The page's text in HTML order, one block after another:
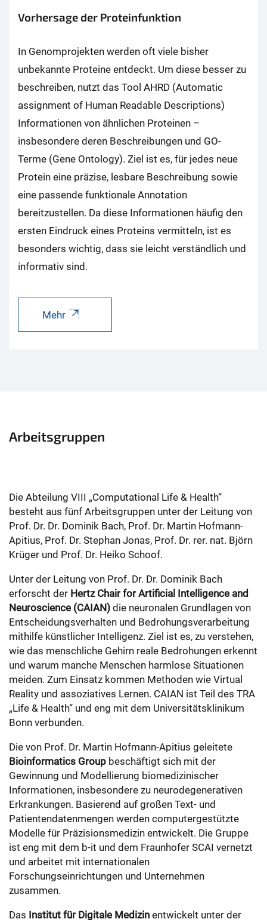
Vorhersage der Proteinfunktion
In Genomprojekten werden oft viele bisher
unbekannte Proteine entdeckt. Um diese besser zu
beschreiben, nutzt das Tool AHRD (Automatic
assignment of Human Readable Descriptions)
Informationen von ähnlichen Proteinen –
insbesondere deren Beschreibungen und GO-
Terme (Gene Ontology). Ziel ist es, für jedes neue
Protein eine präzise, lesbare Beschreibung sowie
eine passende funktionale Annotation
bereitzustellen. Da diese Informationen häufig den
ersten Eindruck eines Proteins vermitteln, ist es
besonders wichtig, dass sie leicht verständlich und
informativ sind.
Mehr
Arbeitsgruppen
Die Abteilung VIII „Computational Life & Health“
besteht aus fünf Arbeitsgruppen unter der Leitung von
Prof. Dr. Dr. Dominik Bach, Prof. Dr. Martin Hofmann-
Apitius, Prof. Dr. Stephan Jonas, Prof. Dr. rer. nat. Björn
Krüger und Prof. Dr. Heiko Schoof.
Unter der Leitung von Prof. Dr. Dr. Dominik Bach
erforscht der Hertz Chair for Artificial Intelligence and
Neuroscience (CAIAN) die neuronalen Grundlagen von
Entscheidungsverhalten und Bedrohungsverarbeitung
mithilfe künstlicher Intelligenz. Ziel ist es, zu verstehen,
wie das menschliche Gehirn reale Bedrohungen erkennt
und warum manche Menschen harmlose Situationen
meiden. Zum Einsatz kommen Methoden wie Virtual
Reality und assoziatives Lernen. CAIAN ist Teil des TRA
„Life & Health“ und eng mit dem Universitätsklinikum
Bonn verbunden.
Die von Prof. Dr. Martin Hofmann-Apitius geleitete
Bioinformatics Group beschäftigt sich mit der
Gewinnung und Modellierung biomedizinischer
Informationen, insbesondere zu neurodegenerativen
Erkrankungen. Basierend auf großen Text- und
Patientendatenmengen werden computergestützte
Modelle für Präzisionsmedizin entwickelt. Die Gruppe
ist eng mit dem b-it und dem Fraunhofer SCAI vernetzt
und arbeitet mit internationalen
Forschungseinrichtungen und Unternehmen
zusammen.
Das Institut für Digitale Medizin entwickelt unter der